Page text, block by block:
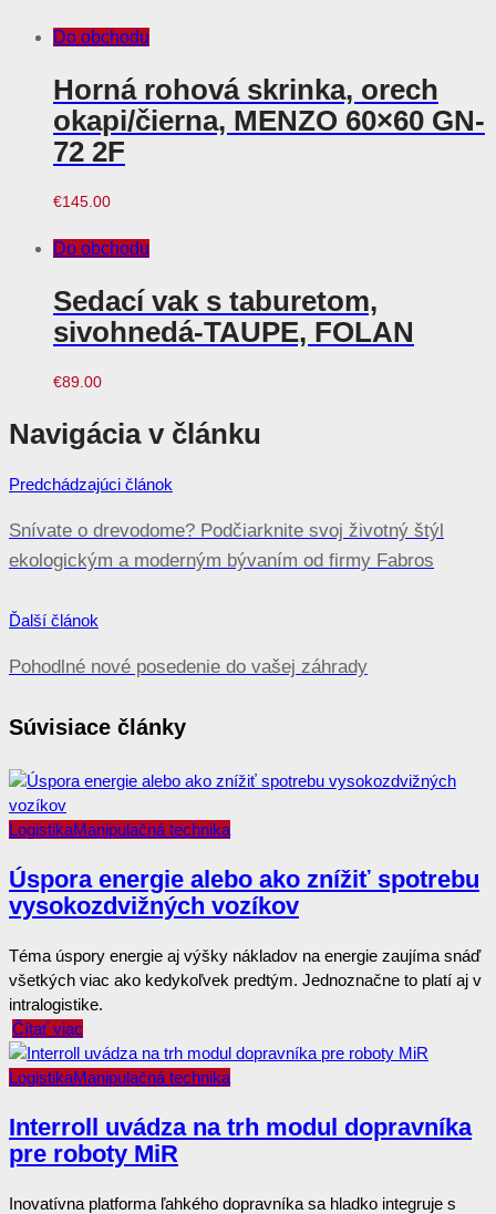
Do obchodu
Horná rohová skrinka, orech
okapi/čierna, MENZO 60×60 GN-
72 2F
€145.00
Do obchodu
Sedací vak s taburetom,
sivohnedá-TAUPE, FOLAN
€89.00
Navigácia v článku
Predchádzajúci článok
Snívate o drevodome? Podčiarknite svoj životný štýl
ekologickým a moderným bývaním od firmy Fabros
Ďalší článok
Pohodlné nové posedenie do vašej záhrady
Súvisiace články
LogistikaManipulačná technika
Úspora energie alebo ako znížiť spotrebu
vysokozdvižných vozíkov
Téma úspory energie aj výšky nákladov na energie zaujíma snáď
všetkých viac ako kedykoľvek predtým. Jednoznačne to platí aj v
intralogistike.
Čítať viac
LogistikaManipulačná technika
Interroll uvádza na trh modul dopravníka
pre roboty MiR
Inovatívna platforma ľahkého dopravníka sa hladko integruje s